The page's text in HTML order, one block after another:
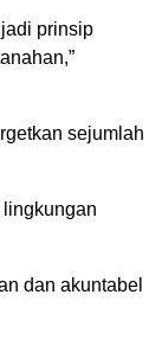
prinsip
sejumlah
dan akuntabel